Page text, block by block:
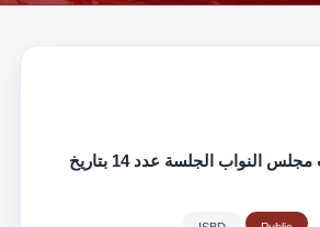
مداولات مجلس النواب الجلسة عدد 14 بتاريخ